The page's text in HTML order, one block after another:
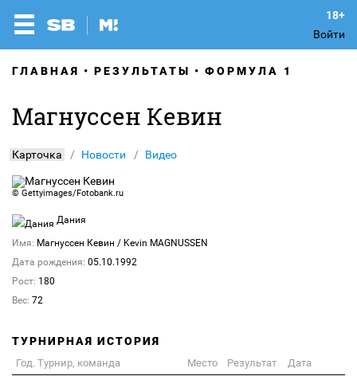
Войти
ГЛАВНАЯ РЕЗУЛЬТАТЫ ФОРМУЛА 1
Магнуссен Кевин
Карточка Новости Видео
© Gettyimages/Fotobank.ru
Дания
Имя: Магнуссен Кевин / Kevin MAGNUSSEN
Дата рождения: 05.10.1992
Рост: 180
Вес: 72
ТУРНИРНАЯ ИСТОРИЯ
Год. Турнир, команда Место Результат
Дата